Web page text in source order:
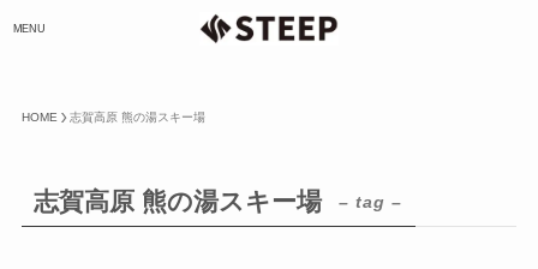
MENU
HOME 志賀高原 熊の湯スキー場
志賀高原 熊の湯スキー場 – tag –